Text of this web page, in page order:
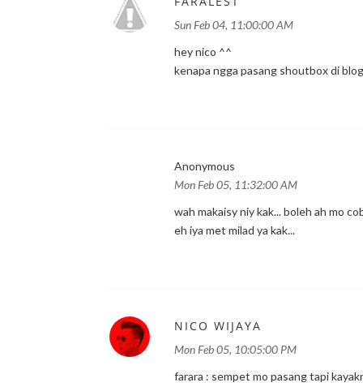
Sun Feb 04, 11:00:00 AM
hey nico ^^
kenapa ngga pasang shoutbox di
Anonymous
Mon Feb 05, 11:32:00 AM
wah makaisy niy kak... boleh ah mo
eh iya met milad ya kak...
NICO WIJAYA
Mon Feb 05, 10:05:00 PM
farara : sempet mo pasang tapi